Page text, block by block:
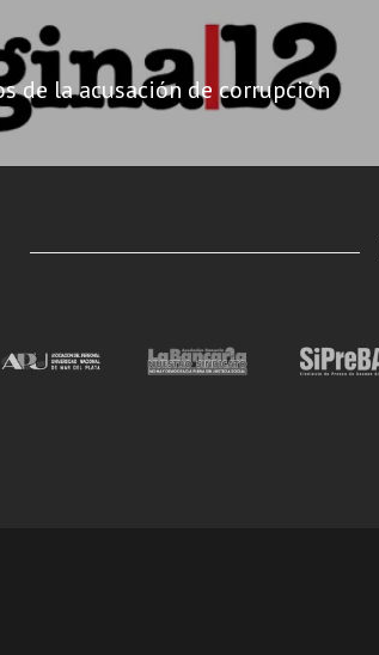
de la acusación de corrupción